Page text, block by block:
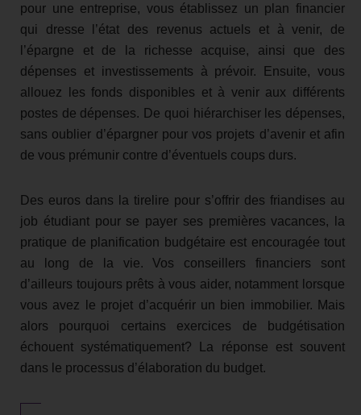
pour une entreprise, vous établissez un plan financier
qui dresse l’état des revenus actuels et à venir, de
l’épargne et de la richesse acquise, ainsi que des
dépenses et investissements à prévoir. Ensuite, vous
allouez les fonds disponibles et à venir aux différents
postes de dépenses. De quoi hiérarchiser les dépenses,
sans oublier d’épargner pour vos projets d’avenir et afin
de vous prémunir contre d’éventuels coups durs.
Des euros dans la tirelire pour s’offrir des friandises au
job étudiant pour se payer ses premières vacances, la
pratique de planification budgétaire est encouragée tout
au long de la vie. Vos conseillers financiers sont
d’ailleurs toujours prêts à vous aider, notamment lorsque
vous avez le projet d’acquérir un bien immobilier. Mais
alors pourquoi certains exercices de budgétisation
échouent systématiquement? La réponse est souvent
dans le processus d’élaboration du budget.